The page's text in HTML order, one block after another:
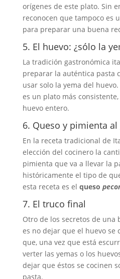
orígenes de este plato. Sin
reconocen que tampoco es
para preparar una buena
5. El huevo: ¿sólo la
La tradición gastronómica
preparar la auténtica pasta
usar solo la yema del
es un plato más
huevo entero.
6. Queso y pimienta al
En la receta tradicional de
elección del cocinero la
pimienta que va a llevar la
históricamente el tipo de
esta receta es el queso
7. El truco final
Otro de los secretos de una
es no dejar que el huevo se
que, una vez que está
verter las yemas o los
dejar que éstos se cocinen
pasta.